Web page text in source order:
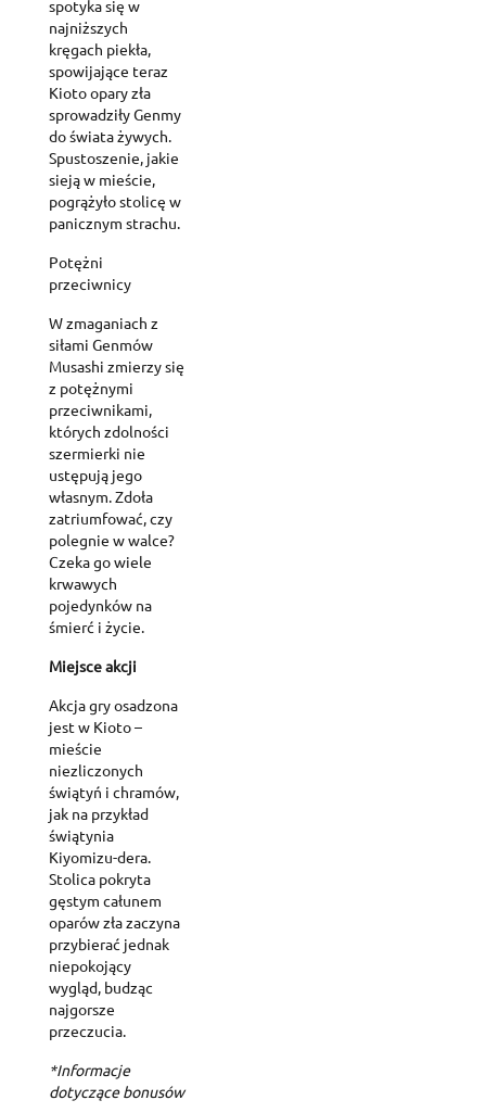
spotyka się w
najniższych
kręgach piekła,
spowijające teraz
Kioto opary zła
sprowadziły Genmy
do świata żywych.
Spustoszenie, jakie
sieją w mieście,
pogrążyło stolicę w
panicznym strachu.
Potężni
przeciwnicy
W zmaganiach z
siłami Genmów
Musashi zmierzy się
z potężnymi
przeciwnikami,
których zdolności
szermierki nie
ustępują jego
własnym. Zdoła
zatriumfować, czy
polegnie w walce?
Czeka go wiele
krwawych
pojedynków na
śmierć i życie.
Miejsce akcji
Akcja gry osadzona
jest w Kioto –
mieście
niezliczonych
świątyń i chramów,
jak na przykład
świątynia
Kiyomizu-dera.
Stolica pokryta
gęstym całunem
oparów zła zaczyna
przybierać jednak
niepokojący
wygląd, budząc
najgorsze
przeczucia.
*Informacje
dotyczące bonusów